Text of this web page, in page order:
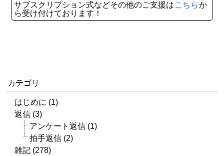
サブスクリプション式などその他のご支援は こちらか
ら受け付けております！
カテゴリ
はじめに (1)
返信 (3)
アンケート返信 (1)
拍手返信 (2)
雑記 (278)